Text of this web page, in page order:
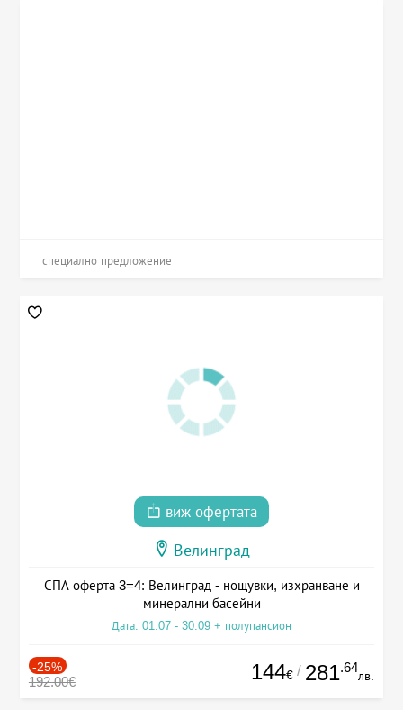
специално предложение
виж офертата
Велинград
СПА оферта 3=4: Велинград - нощувки, изхранване и
минерални басейни
Дата: 01.07 - 30.09 + полупансион
-25%
192.00€ 144€ / 281.64
лв.